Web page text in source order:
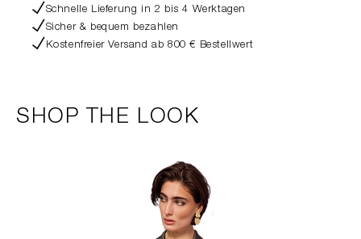
Schnelle Lieferung in 2 bis 4 Werktagen
Sicher & bequem bezahlen
Kostenfreier Versand ab 800 € Bestellwert
SHOP THE LOOK